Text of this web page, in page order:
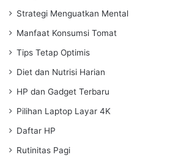
Strategi Menguatkan Mental
Manfaat Konsumsi Tomat
Tips Tetap Optimis
Diet dan Nutrisi Harian
HP dan Gadget Terbaru
Pilihan Laptop Layar 4K
Daftar HP
Rutinitas Pagi